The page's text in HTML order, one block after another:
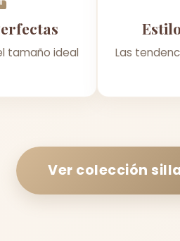
tamaño ideal Las
Ver colección